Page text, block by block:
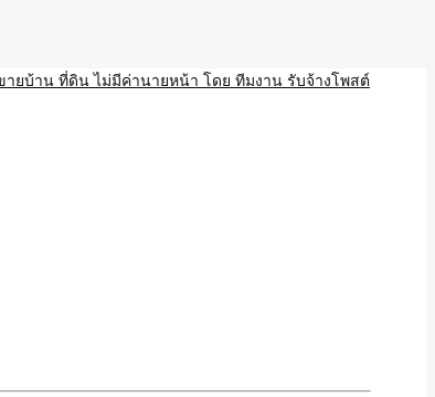
AI โพสต์บ้านที่ดิน
งหา ราคาถูขายบ้าน
เว็บประกาศ โพส โฆษณา ลงประกาศฟรี